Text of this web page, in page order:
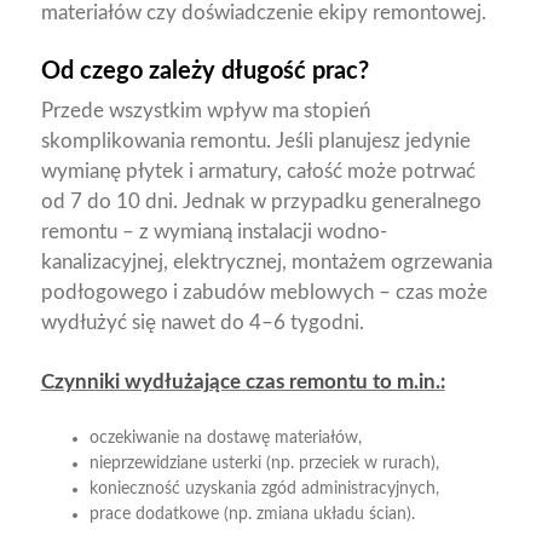
materiałów czy doświadczenie ekipy remontowej.
Od czego zależy długość prac?
Przede wszystkim wpływ ma stopień
skomplikowania remontu. Jeśli planujesz jedynie
wymianę płytek i armatury, całość może potrwać
od 7 do 10 dni. Jednak w przypadku generalnego
remontu – z wymianą instalacji wodno-
kanalizacyjnej, elektrycznej, montażem ogrzewania
podłogowego i zabudów meblowych – czas może
wydłużyć się nawet do 4–6 tygodni.
Czynniki wydłużające czas remontu to m.in.:
oczekiwanie na dostawę materiałów,
nieprzewidziane usterki (np. przeciek w rurach),
konieczność uzyskania zgód administracyjnych,
prace dodatkowe (np. zmiana układu ścian).